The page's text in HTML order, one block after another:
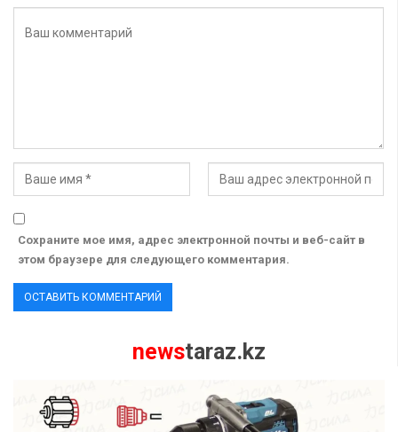
Сохраните мое имя, адрес электронной почты и веб-сайт в
этом браузере для следующего комментария.
newstaraz.kz